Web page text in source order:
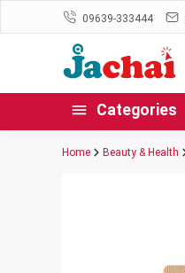
09639-333444
Categories
Home Beauty & Health